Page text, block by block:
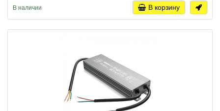
В наличии В корзину